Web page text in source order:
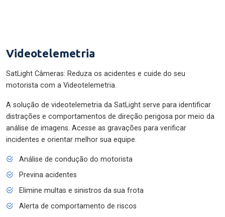
Videotelemetria
SatLight Câmeras: Reduza os acidentes e cuide do seu
motorista com a Videotelemetria.
A solução de videotelemetria da SatLight serve para identificar
distrações e comportamentos de direção perigosa por meio da
análise de imagens. Acesse as gravações para verificar
incidentes e orientar melhor sua equipe.
Análise de condução do motorista
Previna acidentes
Elimine multas e sinistros da sua frota
Alerta de comportamento de riscos